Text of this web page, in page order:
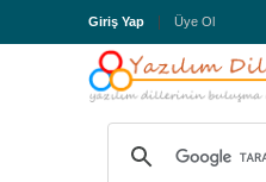
Giriş Yap Üye Ol